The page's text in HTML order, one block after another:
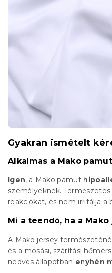
Gyakran ismételt
Alkalmas a Mako
Igen, a Mako pamut
személyeknek.
reakciókat, és nem irritálja a
Mi a teendő, ha a
A Mako jersey
és a mosási, szárítási
nedves állapotban enyhén